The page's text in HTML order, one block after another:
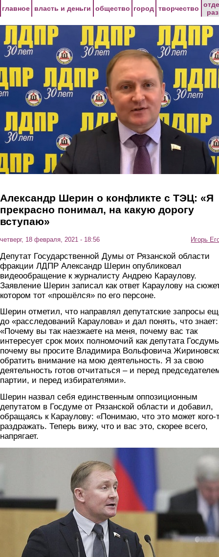
главное власть и деньги общество город творчество
Александр Шерин о конфликте с ТЭЦ: «Я
прекрасно понимал, на какую дорогу
вступаю»
четверг, 18 февраля, 2021 - 18:56 Игорь
Депутат Государственной Думы от Рязанской области
фракции ЛДПР Александр Шерин опубликовал
видеообращение к журналисту Андрею Караулову.
Заявление Шерин записал как ответ Караулову на
котором тот «прошёлся» по его персоне.
Шерин отметил, что направлял депутатские запросы
до «расследований Караулова» и дал понять, что знает:
«Почему вы так наезжаете на меня, почему вас так
интересует срок моих полномочий как депутата
почему вы просите Владимира Вольфовича
обратить внимание на мою деятельность. Я за свою
деятельность готов отчитаться – и перед
партии, и перед избирателями».
Шерин назвал себя единственным оппозиционным
депутатом в Госдуме от Рязанской области и добавил,
обращаясь к Караулову: «Понимаю, что это может кого-
раздражать. Теперь вижу, что и вас это, скорее всего,
напрягает.